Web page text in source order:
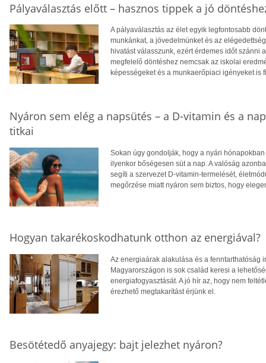
Pályaválasztás előtt – hasznos tippek a jó
A pályaválasztás az élet egyik legfontosabb
munkánkat, a jövedelmünket és az
hivatást válasszunk, ezért érdemes időt szánni
megfelelő döntéshez nemcsak az iskolai
képességeket és a munkaerőpiaci igényeket is
Nyáron sem elég a napsütés – a D-vitamin és a
titkai
Sokan úgy gondolják, hogy a nyári
ilyenkor bőségesen süt a nap. A valóság
segíti a szervezet D-vitamin-termelését,
megőrzése miatt nyáron sem biztos, hogy
Hogyan takarékoskodhatunk otthon az energiával?
Az energiaárak alakulása és a fenntarthatóság
Magyarországon is sok család keresi a
energiafogyasztását. A jó hír az, hogy nem
érezhető megtakarítást érjünk el.
Besötétedő anyajegy: bajt jelezhet nyáron?